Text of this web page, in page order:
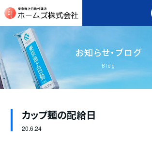
お知らせ・ブログ
Blog
カップ麺の配給日
20.6.24